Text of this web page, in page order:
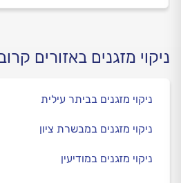
ניקוי מזגנים באזורים
ניקוי מזגנים בביתר עילית
ניקוי מזגנים במבשרת ציון
ניקוי מזגנים במודיעין